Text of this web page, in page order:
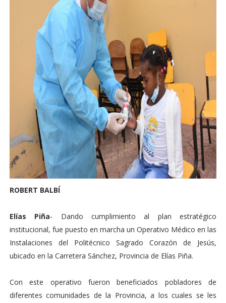
ROBERT BALBÍ
Elías Piña- Dando cumplimiento al plan estratégico
institucional, fue puesto en marcha un Operativo Médico en las
Instalaciones del Politécnico Sagrado Corazón de Jesús,
ubicado en la Carretera Sánchez, Provincia de Elías Piña.
Con este operativo fueron beneficiados pobladores de
diferentes comunidades de la Provincia, a los cuales se les